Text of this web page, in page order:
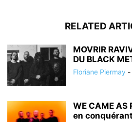
RELATED
MOVRIR
DU BLACK
Floriane Piermay -
WE CAME AS
en